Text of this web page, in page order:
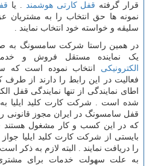
قرار گرفته
. قفل کارتی هوشمند یا
نمونه ها حق انتخاب را به مشتریان
سلیقه و خواسته خود انتخاب نمایند .
در همین راستا شرکت سامسونگ به
یک نماینده مستقل فروش و
الکترونیکی انتخاب نموده است که
فعالیت در این رابط را دارند از
اطای نمایندگی از تنها نمایندگی قفل
شده است . شرکت کارت کلید ایلیا به
قفل سامسونگ در ایران مجوز قانونی
که در این کسب و کار مشغول هستند
بایستی از شرکت کارت کلید ایلیا
را دریافت نمایند . البته لازم به ذکر
به علت سهولت خدمات برای